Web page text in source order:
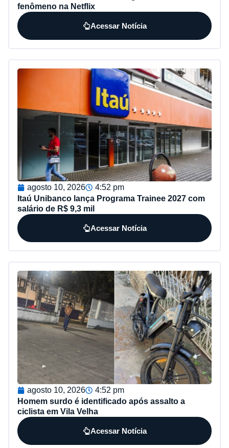
fenômeno na Netflix
Acessar Notícia
agosto 10, 2026
4:52 pm
Itaú Unibanco lança Programa Trainee 2027 com
salário de R$ 9,3 mil
Acessar Notícia
agosto 10, 2026
4:52 pm
Homem surdo é identificado após assalto a
ciclista em Vila Velha
Acessar Notícia